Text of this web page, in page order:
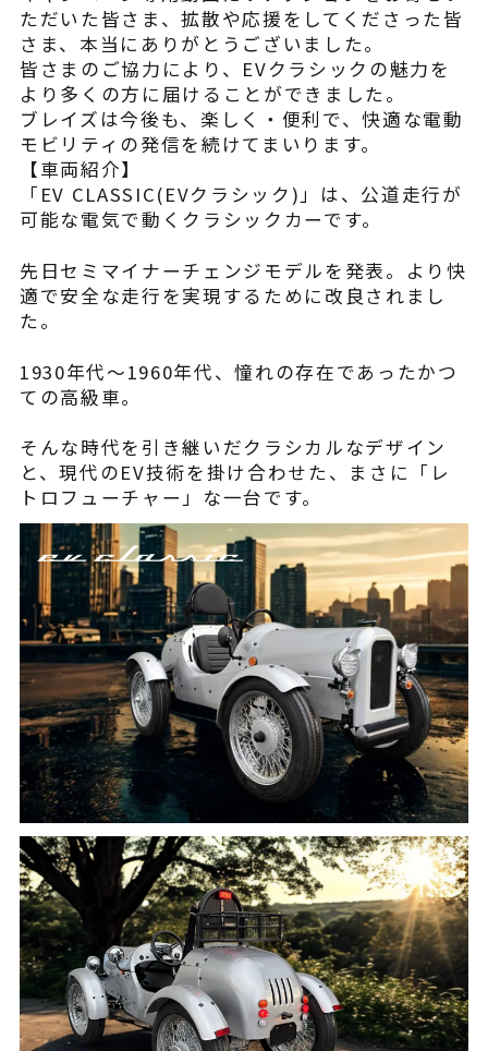
ただいた皆さま、拡散や応援をしてくださった皆
さま、本当にありがとうございました。
皆さまのご協力により、EVクラシックの魅力を
より多くの方に届けることができました。
ブレイズは今後も、楽しく・便利で、快適な電動
モビリティの発信を続けてまいります。
【車両紹介】
「EV CLASSIC(EVクラシック)」は、公道走行が
可能な電気で動くクラシックカーです。
先日セミマイナーチェンジモデルを発表。より快
適で安全な走行を実現するために改良されまし
た。
1930年代～1960年代、憧れの存在であったかつ
ての高級車。
そんな時代を引き継いだクラシカルなデザイン
と、現代のEV技術を掛け合わせた、まさに「レ
トロフューチャー」な一台です。